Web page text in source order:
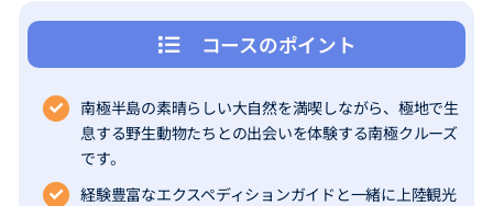
コースのポイント
南極半島の素晴らしい大自然を満喫しながら、極地で生
息する野生動物たちとの出会いを体験する南極クルーズ
です。
経験豊富なエクスペディションガイドと一緒に上陸観光